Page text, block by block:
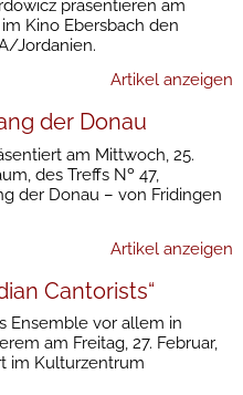
präsentieren am
Kino Ebersbach den
Jordanien.
Artikel anzeigen
der Donau
am Mittwoch, 25.
des Treffs Nº 47,
der Donau – von Fridingen
Artikel anzeigen
Cantorists“
Ensemble vor allem in
am Freitag, 27. Februar,
im Kulturzentrum